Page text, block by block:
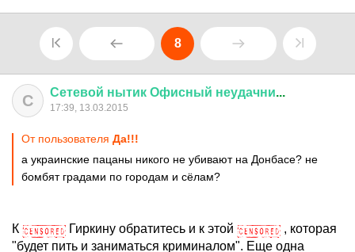
8
С Сетевой нытик Офисный неудачни...
17:39, 13.03.2015
От пользователя Да!!!
а украинские пацаны никого не убивают на Донбасе? не
бомбят градами по городам и сёлам?
К Гиркину обратитесь и к этой
, которая
"будет пить и заниматься криминалом". Еще одна